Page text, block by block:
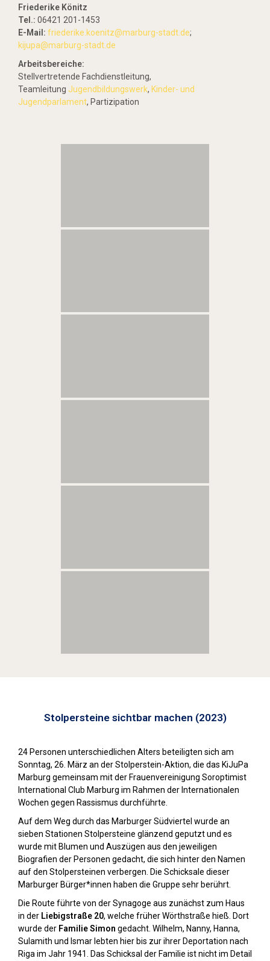
Friederike Könitz
Tel.: 06421 201-1453
E-Mail: friederike.koenitz@marburg-stadt.de;
kijupa@marburg-stadt.de
Arbeitsbereiche:
Stellvertretende Fachdienstleitung,
Teamleitung Jugendbildungswerk, Kinder- und
Jugendparlament, Partizipation
Stolpersteine sichtbar machen (2023)
24 Personen unterschiedlichen Alters beteiligten sich am
Sonntag, 26. März an der Stolperstein-Aktion, die das KiJuPa
Marburg gemeinsam mit der Frauenvereinigung Soroptimist
International Club Marburg im Rahmen der Internationalen
Wochen gegen Rassismus durchführte.
Auf dem Weg durch das Marburger Südviertel wurde an
sieben Stationen Stolpersteine glänzend geputzt und es
wurde mit Blumen und Auszügen aus den jeweiligen
Biografien der Personen gedacht, die sich hinter den Namen
auf den Stolpersteinen verbergen. Die Schicksale dieser
Marburger Bürger*innen haben die Gruppe sehr berührt.
Die Route führte von der Synagoge aus zunächst zum Haus
in der Liebigstraße 20, welche früher Wörthstraße hieß. Dort
wurde der Familie Simon gedacht. Wilhelm, Nanny, Hanna,
Sulamith und Ismar lebten hier bis zur ihrer Deportation nach
Riga im Jahr 1941. Das Schicksal der Familie ist nicht im Detail